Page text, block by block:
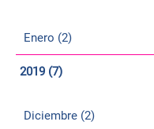
Enero (2)
2019 (7)
Diciembre (2)